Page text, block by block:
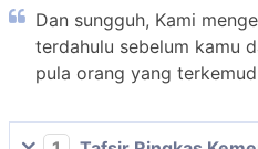
Dan sungguh, Kami
terdahulu sebelum kamu
pula orang yang